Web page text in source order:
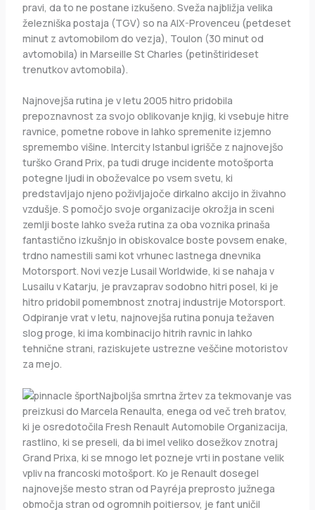
pravi, da to ne postane izkušeno. Sveža najbližja velika
železniška postaja (TGV) so na AIX-Provenceu (petdeset
minut z avtomobilom do vezja), Toulon (30 minut od
avtomobila) in Marseille St Charles (petinštirideset
trenutkov avtomobila).
Najnovejša rutina je v letu 2005 hitro pridobila
prepoznavnost za svojo oblikovanje knjig, ki vsebuje hitre
ravnice, pometne robove in lahko spremenite izjemno
spremembo višine. Intercity Istanbul igrišče z najnovejšo
turško Grand Prix, pa tudi druge incidente motošporta
potegne ljudi in oboževalce po vsem svetu, ki
predstavljajo njeno poživljajoče dirkalno akcijo in živahno
vzdušje. S pomočjo svoje organizacije okrožja in sceni
zemlji boste lahko sveža rutina za oba voznika prinaša
fantastično izkušnjo in obiskovalce boste povsem enake,
trdno namestili sami kot vrhunec lastnega dnevnika
Motorsport. Novi vezje Lusail Worldwide, ki se nahaja v
Lusailu v Katarju, je pravzaprav sodobno hitri posel, ki je
hitro pridobil pomembnost znotraj industrije Motorsport.
Odpiranje vrat v letu, najnovejša rutina ponuja težaven
slog proge, ki ima kombinacijo hitrih ravnic in lahko
tehnične strani, raziskujete ustrezne veščine motoristov
za mejo.
Najboljša smrtna žrtev za tekmovanje vas
preizkusi do Marcela Renaulta, enega od več treh bratov,
ki je osredotočila Fresh Renault Automobile Organizacija,
rastlino, ki se preseli, da bi imel veliko dosežkov znotraj
Grand Prixa, ki se mnogo let pozneje vrti in postane velik
vpliv na francoski motošport. Ko je Renault dosegel
najnovejše mesto stran od Payréja preprosto južnega
območja stran od ogromnih poitiersov, je fant uničil